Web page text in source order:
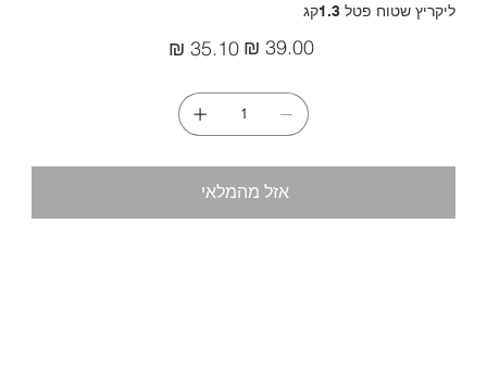
ליקריץ שטוח פטל 1.3קג
מקורי
מבצע
אזל מהמלאי